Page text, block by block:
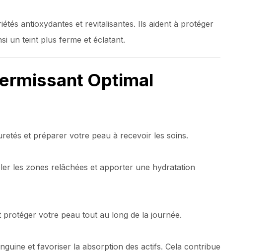
antioxydantes et revitalisantes. Ils aident à protéger
un teint plus ferme et éclatant.
Optimal
et préparer votre peau à recevoir les soins.
les zones relâchées et apporter une hydratation
votre peau tout au long de la journée.
et favoriser la absorption des actifs. Cela contribue